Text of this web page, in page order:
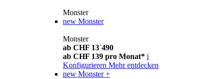
Monster
new Monster
Monster
ab CHF 13´490
ab CHF 139 pro Monat* i
Konfigurieren Mehr entdecken
new Monster +